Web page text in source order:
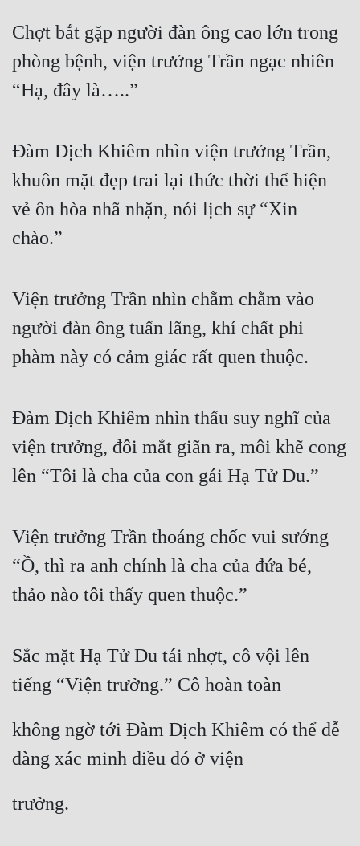
Cổ Tiên Hiệp
Cổ Đại
Du Hí
Dã Sử
Dị Năng
Gia Đấu
Góc Nhìn Nam
Huyền Nghi
Hài Hước
Hệ Thống
Học Đường
Khoa Huyễn Không Gian
Kinh Dị
Kiếm Hiệp
Kỳ Huyễn
Chợt bắt gặp người đàn ông cao lớn trong
phòng bệnh, viện trưởng Trần ngạc nhiên
“Hạ, đây là…..”
Đàm Dịch Khiêm nhìn viện trưởng Trần,
khuôn mặt đẹp trai lại thức thời thể hiện
vẻ ôn hòa nhã nhặn, nói lịch sự “Xin
chào.”
Viện trưởng Trần nhìn chằm chằm vào
người đàn ông tuấn lãng, khí chất phi
phàm này có cảm giác rất quen thuộc.
Đàm Dịch Khiêm nhìn thấu suy nghĩ của
viện trưởng, đôi mắt giãn ra, môi khẽ cong
lên “Tôi là cha của con gái Hạ Tử Du.”
Viện trưởng Trần thoáng chốc vui sướng
“Ồ, thì ra anh chính là cha của đứa bé,
thảo nào tôi thấy quen thuộc.”
Sắc mặt Hạ Tử Du tái nhợt, cô vội lên
tiếng “Viện trưởng.” Cô hoàn toàn
không ngờ tới Đàm Dịch Khiêm có thể dễ
dàng xác minh điều đó ở viện
trưởng.